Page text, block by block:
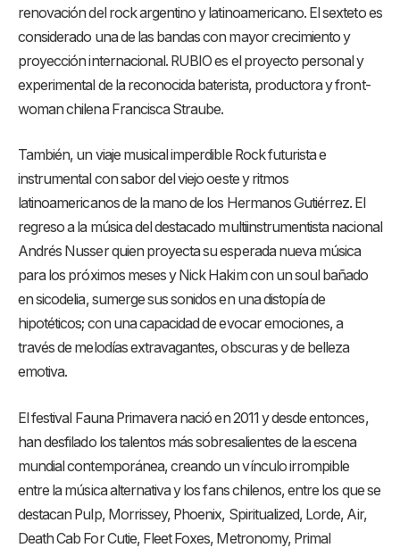
renovación del rock argentino y latinoamericano. El sexteto es
considerado una de las bandas con mayor crecimiento y
proyección internacional. RUBIO es el proyecto personal y
experimental de la reconocida baterista, productora y front-
woman chilena Francisca Straube.
También, un viaje musical imperdible Rock futurista e
instrumental con sabor del viejo oeste y ritmos
latinoamericanos de la mano de los Hermanos Gutiérrez. El
regreso a la música del destacado multiinstrumentista nacional
Andrés Nusser quien proyecta su esperada nueva música
para los próximos meses y Nick Hakim con un soul bañado
en sicodelia, sumerge sus sonidos en una distopía de
hipotéticos; con una capacidad de evocar emociones, a
través de melodías extravagantes, obscuras y de belleza
emotiva.
El festival Fauna Primavera nació en 2011 y desde entonces,
han desfilado los talentos más sobresalientes de la escena
mundial contemporánea, creando un vínculo irrompible
entre la música alternativa y los fans chilenos, entre los que se
destacan Pulp, Morrissey, Phoenix, Spiritualized, Lorde, Air,
Death Cab For Cutie, Fleet Foxes, Metronomy, Primal